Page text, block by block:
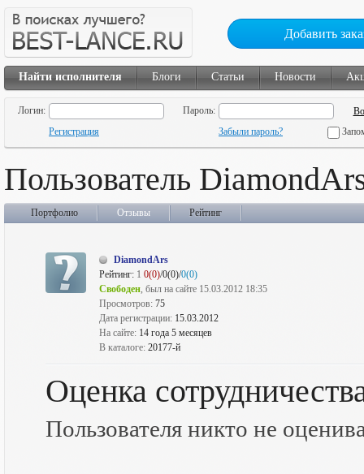
Добавить
Найти исполнителя Блоги Статьи Новости
Логин:
Пароль:
Регистрация
Забыли пароль?
Пользователь
Портфолио Отзывы Рейтинг
DiamondArs
Рейтинг: 1 0(0)/0(0)/0(0)
Свободен, был на сайте 15.03.2012 18:35
Просмотров: 75
Дата регистрации: 15.03.2012
На сайте: 14 года 5 месяцев
В каталоге: 20177-й
Оценка
Пользователя никто не